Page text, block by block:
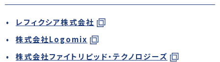
レフィクシア株式会社
株式会社Logomix
株式会社ファイトリピッド・テクノロジーズ